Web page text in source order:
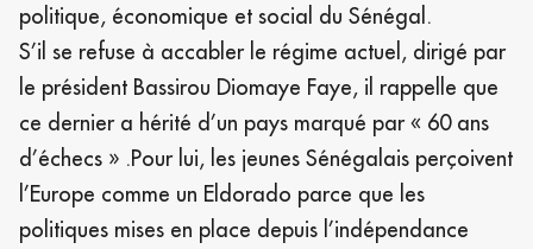
politique, économique et social du Sénégal.
S’il se refuse à accabler le régime actuel, dirigé par
le président Bassirou Diomaye Faye, il rappelle que
ce dernier a hérité d’un pays marqué par « 60 ans
d’échecs » .Pour lui, les jeunes Sénégalais perçoivent
l’Europe comme un Eldorado parce que les
politiques mises en place depuis l’indépendance